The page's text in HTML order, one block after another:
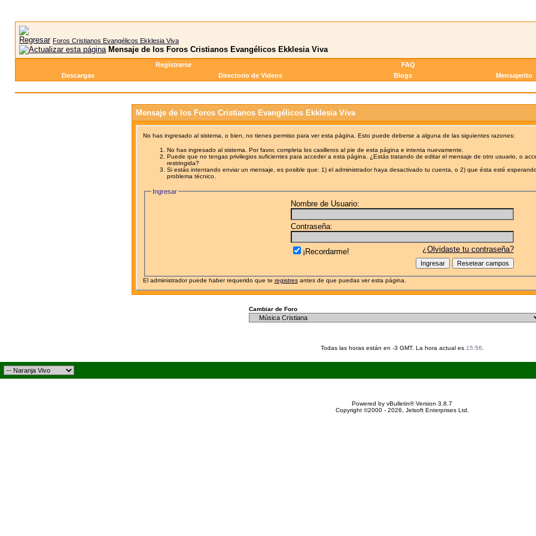
Foros Cristianos Evangélicos Ekklesia Viva
Mensaje de los Foros Cristianos Evangélicos Ekklesia Viva
Registrarse FAQ
Descargas
Directorio de Videos Blogs Mensajerito
Mensaje de los Foros Cristianos Evangélicos Ekklesia Viva
No has ingresado al sistema, o bien, no tienes permiso para ver esta página. Esto puede deberse a alguna de las siguientes razones:
No has ingresado al sistema. Por favor, completa los casilleros al pie de esta página e intenta nuevamente.
Puede que no tengas privilegios suficientes para acceder a esta página. ¿Estás tratando de editar el mensaje de otro usuario, o
restringida?
Si estás intentando enviar un mensaje, es posible que: 1) el administrador haya desactivado tu cuenta, o 2) que ésta esté
problema técnico.
Ingresar
Nombre de Usuario:
Contraseña:
¿Olvidaste tu contraseña?
¡Recordarme!
El administrador puede haber requerido que te registresantes de que puedas ver esta página.
Cambiar de Foro
Todas las horas están en -3 GMT. La hora actual es 15:56
Powered by vBulletin® Version 3.8.7
Copyright ©2000 - 2026, Jelsoft Enterprises Ltd.